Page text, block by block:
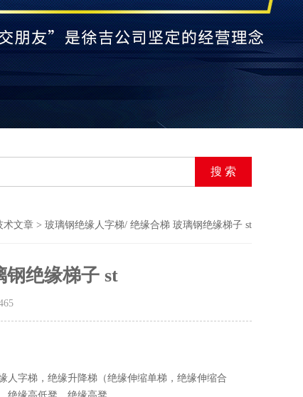
术文章 > 玻璃钢绝缘人字梯/ 绝缘合梯 玻璃钢绝缘梯子 st
钢绝缘梯子 st
人字梯，绝缘升降梯（绝缘伸缩单梯，绝缘伸缩合